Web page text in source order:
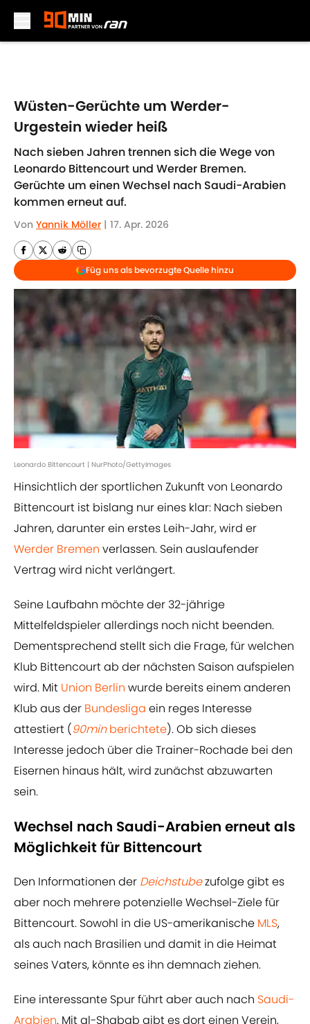
Wüsten-Gerüchte um Werder-
Urgestein wieder heiß
Nach sieben Jahren trennen sich die Wege von
Leonardo Bittencourt und Werder Bremen.
Gerüchte um einen Wechsel nach Saudi-Arabien
kommen erneut auf.
Von Yannik Möller | 17. Apr. 2026
Füg uns als bevorzugte Quelle hinzu
Leonardo Bittencourt | NurPhoto/GettyImages
Hinsichtlich der sportlichen Zukunft von Leonardo
Bittencourt ist bislang nur eines klar: Nach sieben
Jahren, darunter ein erstes Leih-Jahr, wird er
Werder Bremen verlassen. Sein auslaufender
Vertrag wird nicht verlängert.
Seine Laufbahn möchte der 32-jährige
Mittelfeldspieler allerdings noch nicht beenden.
Dementsprechend stellt sich die Frage, für welchen
Klub Bittencourt ab der nächsten Saison aufspielen
wird. Mit Union Berlin wurde bereits einem anderen
Klub aus der Bundesliga ein reges Interesse
attestiert (90minberichtete). Ob sich dieses
Interesse jedoch über die Trainer-Rochade bei den
Eisernen hinaus hält, wird zunächst abzuwarten
sein.
Wechsel nach Saudi-Arabien erneut als
Möglichkeit für Bittencourt
Den Informationen der Deichstubezufolge gibt es
aber noch mehrere potenzielle Wechsel-Ziele für
Bittencourt. Sowohl in die US-amerikanische MLS,
als auch nach Brasilien und damit in die Heimat
seines Vaters, könnte es ihn demnach ziehen.
Eine interessante Spur führt aber auch nach Saudi-
Arabien. Mit al-Shabab gibt es dort einen Verein,